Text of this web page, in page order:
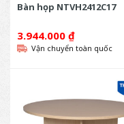
Bàn họp NTVH2412C17
3.944.000 ₫
Vận chuyển toàn quốc